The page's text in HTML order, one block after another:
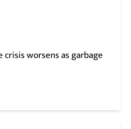
crisis worsens as garbage